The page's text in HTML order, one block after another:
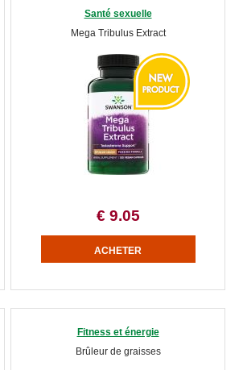
Santé sexuelle
Mega Tribulus Extract
€ 9.05
Fitness et énergie
Brûleur de graisses